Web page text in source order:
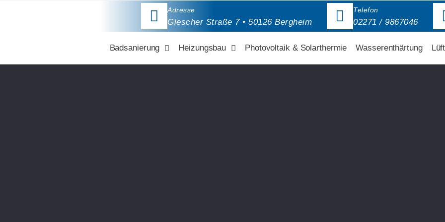
Adresse
Glescher Straße 7 • 50126 Bergheim
Telefon
02271 / 9867046
Badsanierung Heizungsbau Photovoltaik & Solarthermie Wasserenthärtung